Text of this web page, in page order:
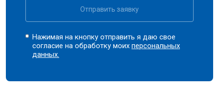
Отправить заявку
Нажимая на кнопку отправить я даю свое
согласие на обработку моихперсональных
данных.